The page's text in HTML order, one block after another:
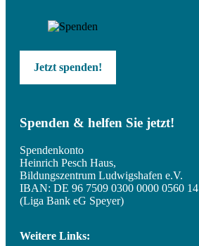
Jetzt spenden!
Spenden & helfen Sie jetzt!
Spendenkonto
Heinrich Pesch Haus,
Bildungszentrum Ludwigshafen e.V.
IBAN: DE 96 7509 0300 0000 0560 14
(Liga Bank eG Speyer)
Weitere Links: